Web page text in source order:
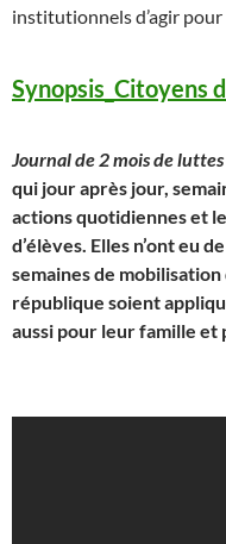
institutionnels d’agir
Synopsis_Citoyens
Journal de 2 mois de
qui jour après jour,
actions quotidiennes et
d’élèves. Elles n’ont eu
semaines de mobilisation
république soient
aussi pour leur famille et